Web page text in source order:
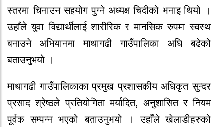
स्तरमा चिनाउन सहयोग पुग्ने अध्यक्ष चिदीको भनाइ थियो ।
उहाँले युवा विद्यार्थीलाई शारीरिक र मानसिक रुपमा स्वस्थ
बनाउने अभियानमा माथागढी गाउँपालिका अघि बढेकोे
बताउनुभयो ।
माथागढी गाउँपालिकाका प्रमुख प्रशासकीय अधिकृत सुन्दर
प्रसाद श्रेष्ठले प्रतियोगिता मर्यादित, अनुशासित र नियम
पूर्वक सम्पन्न भएको बताउनुभयो । उहाँले खेलाडीहरुको